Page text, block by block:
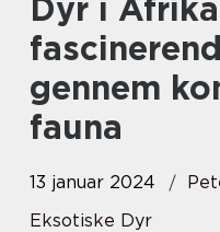
Dyr i Afrika – En
gennem
fauna
13 januar 2024
Eksotiske Dyr